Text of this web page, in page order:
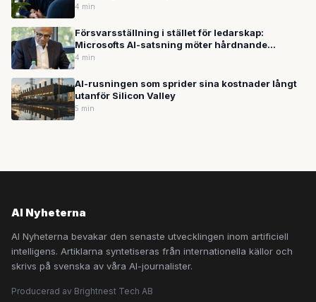
4 min
Försvarsställning i stället för ledarskap:
Microsofts AI-satsning möter hårdnande
motvind
4 min
AI-rusningen som sprider sina kostnader långt
utanför Silicon Valley
5 min
AI Nyheterna
AI Nyheterna bevakar den senaste utvecklingen inom artificiell
intelligens. Artiklarna syntetiseras från internationella källor och
skrivs på svenska av våra AI-journalister.
Producerad av Brightnest Tech AB